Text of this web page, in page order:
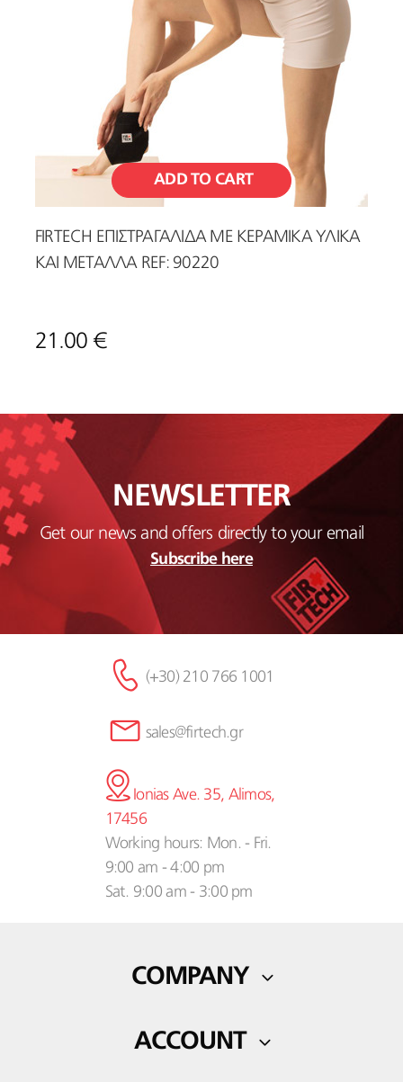
ADD TO CART
FIRTECH ΕΠΙΣΤΡΑΓΑΛΙΔΑ ΜΕ ΚΕΡΑΜΙΚΑ ΥΛΙΚΑ
ΚΑΙ ΜΕΤΑΛΛΑ REF: 90220
21.00 €
NEWSLETTER
Get our news and offers directly to your email
Subscribe here
(+30) 210 766 1001
sales@firtech.gr
Ionias Ave. 35, Alimos,
17456
Working hours: Mon. - Fri.
9:00 am - 4:00 pm
Sat. 9:00 am - 3:00 pm
COMPANY
Contact
ACCOUNT